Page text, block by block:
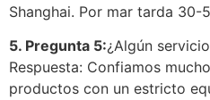
Shanghai. Por mar tarda 30-
5. Pregunta 5:¿Algún
Respuesta: Confiamos
productos con un estricto